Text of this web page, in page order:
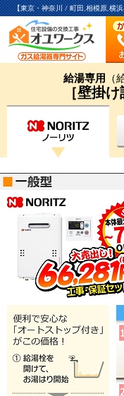
【東京・神奈川 / 町田,相模原,横
給湯専用 （
［壁掛け